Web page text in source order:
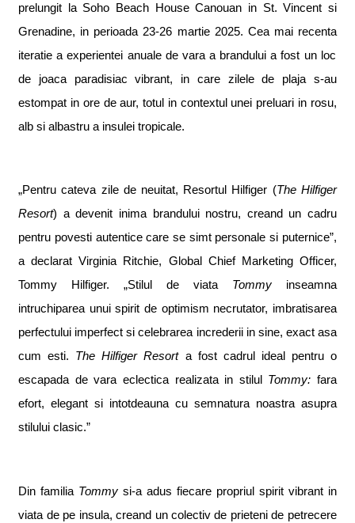
prelungit la Soho Beach House Canouan in St. Vincent si
Grenadine, in perioada 23-26 martie 2025. Cea mai recenta
iteratie a experientei anuale de varaa brandului a fost un loc
de joacaparadisiac vibrant, in care zilele de plaja s-au
estompat in ore de aur, totul in contextul unei preluari in rosu,
albsi albastru a insulei tropicale.
„Pentru cateva zile de neuitat, Resortul Hilfiger (The Hilfiger
Resort) a devenit inima brandului nostru, creand un cadru
pentru povesti autentice care se simt personalesi puternice”,
a declarat Virginia Ritchie, Global Chief Marketing Officer,
Tommy Hilfiger.„Stilul de viata Tommy inseamna
intruchiparea unui spirit de optimism necrutator, imbratisarea
perfectului imperfectsi celebrarea increderii in sine, exact asa
cum esti. The Hilfiger Resorta fost cadrul ideal pentru o
escapadade varaeclecticarealizata in stilul Tommy: fara
efort, elegantsi intotdeauna cu semnatura noastraasupra
stilului clasic.”
Din familia Tommy si-a adus fiecare propriul spirit vibrant in
viata de pe insula, creand un colectiv de prieteni de petrecere